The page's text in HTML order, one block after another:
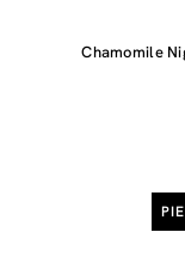
Chamomile